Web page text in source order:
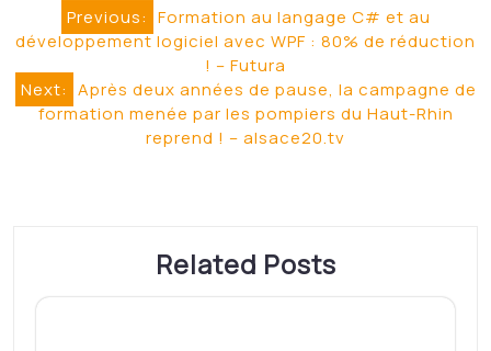
Navigation
de
l’article
Previous: Formation au langage C# et au
développement logiciel avec WPF : 80% de réduction
! – Futura
Next: Après deux années de pause, la campagne de
formation menée par les pompiers du Haut-Rhin
reprend ! – alsace20.tv
Related Posts